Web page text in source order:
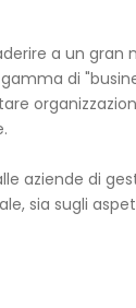
a un gran
di
aziende di
sia sugli